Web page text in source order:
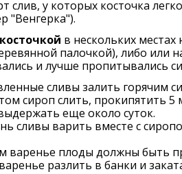
слив, у которых косточка
"Венгерка").
в нескольких
палочкой), либо или
и лучше пропитывались
сливы залить горячим
сироп слить, прокипятить 5
еще около суток.
сливы варить вместе с
варенье плоды должны быть
разлить в банки и